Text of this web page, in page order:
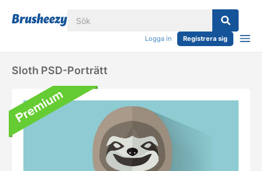
Logga in Registrera sig
Sloth PSD-Porträtt